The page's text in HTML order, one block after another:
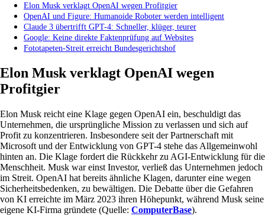
Elon Musk verklagt OpenAI wegen Profitgier
OpenAI und Figure: Humanoide Roboter werden intelligent
Claude 3 übertrifft GPT-4: Schneller, klüger, teurer
Google: Keine direkte Faktenprüfung auf Websites
Fototapeten-Streit erreicht Bundesgerichtshof
Elon Musk verklagt OpenAI wegen
Profitgier
Elon Musk reicht eine Klage gegen OpenAI ein, beschuldigt das
Unternehmen, die ursprüngliche Mission zu verlassen und sich auf
Profit zu konzentrieren. Insbesondere seit der Partnerschaft mit
Microsoft und der Entwicklung von GPT-4 stehe das Allgemeinwohl
hinten an. Die Klage fordert die Rückkehr zu AGI-Entwicklung für die
Menschheit. Musk war einst Investor, verließ das Unternehmen jedoch
im Streit. OpenAI hat bereits ähnliche Klagen, darunter eine wegen
Sicherheitsbedenken, zu bewältigen. Die Debatte über die Gefahren
von KI erreichte im März 2023 ihren Höhepunkt, während Musk seine
eigene KI-Firma gründete (Quelle: ComputerBase).